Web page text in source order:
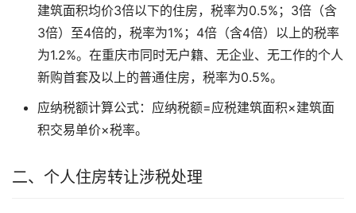
建筑面积均价3倍以下的住房，税率为0.5%；3倍（含
3倍）至4倍的，税率为1%；4倍（含4倍）以上的税率
为1.2%。在重庆市同时无户籍、无企业、无工作的个人
新购首套及以上的普通住房，税率为0.5%。
应纳税额计算公式：应纳税额=应税建筑面积×建筑面
积交易单价×税率。
二、个人住房转让涉税处理